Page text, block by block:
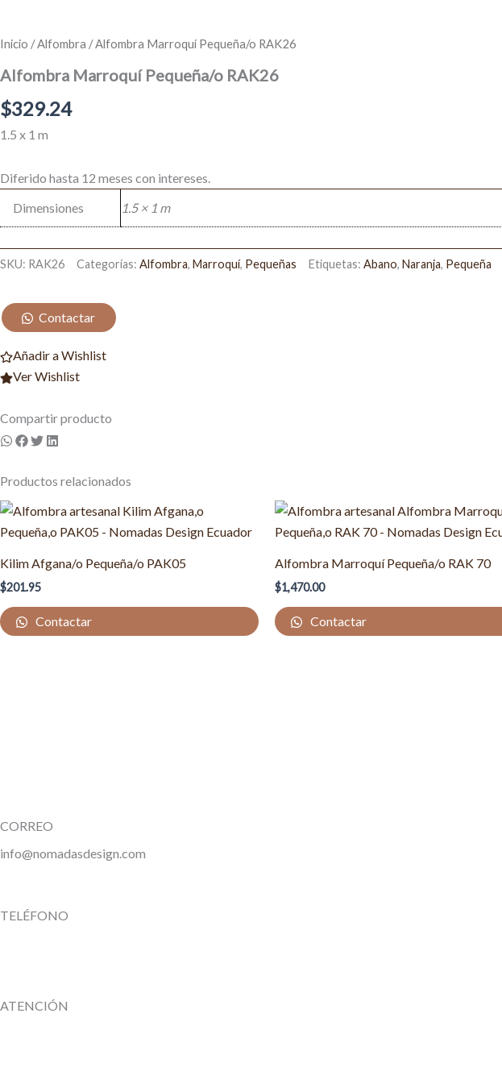
Inicio /Alfombra / Alfombra Marroquí Pequeña/o RAK26
Alfombra Marroquí Pequeña/o RAK26
$329.24
1.5 x 1 m
Diferido hasta 12 meses con intereses.
Dimensiones
1.5 × 1 m
SKU: RAK26 Categorías: Alfombra, Marroquí, Pequeñas Etiquetas: Abano, Naranja, Pequeña
Contactar
Añadir a Wishlist
Ver Wishlist
Compartir producto
Productos relacionados
Kilim Afgana/o Pequeña/o PAK05
$201.95
Contactar
Alfombra Marroquí Pequeña/o RAK 70
$1,470.00
Contactar
CORREO
info@nomadasdesign.com
TELÉFONO
ATENCIÓN